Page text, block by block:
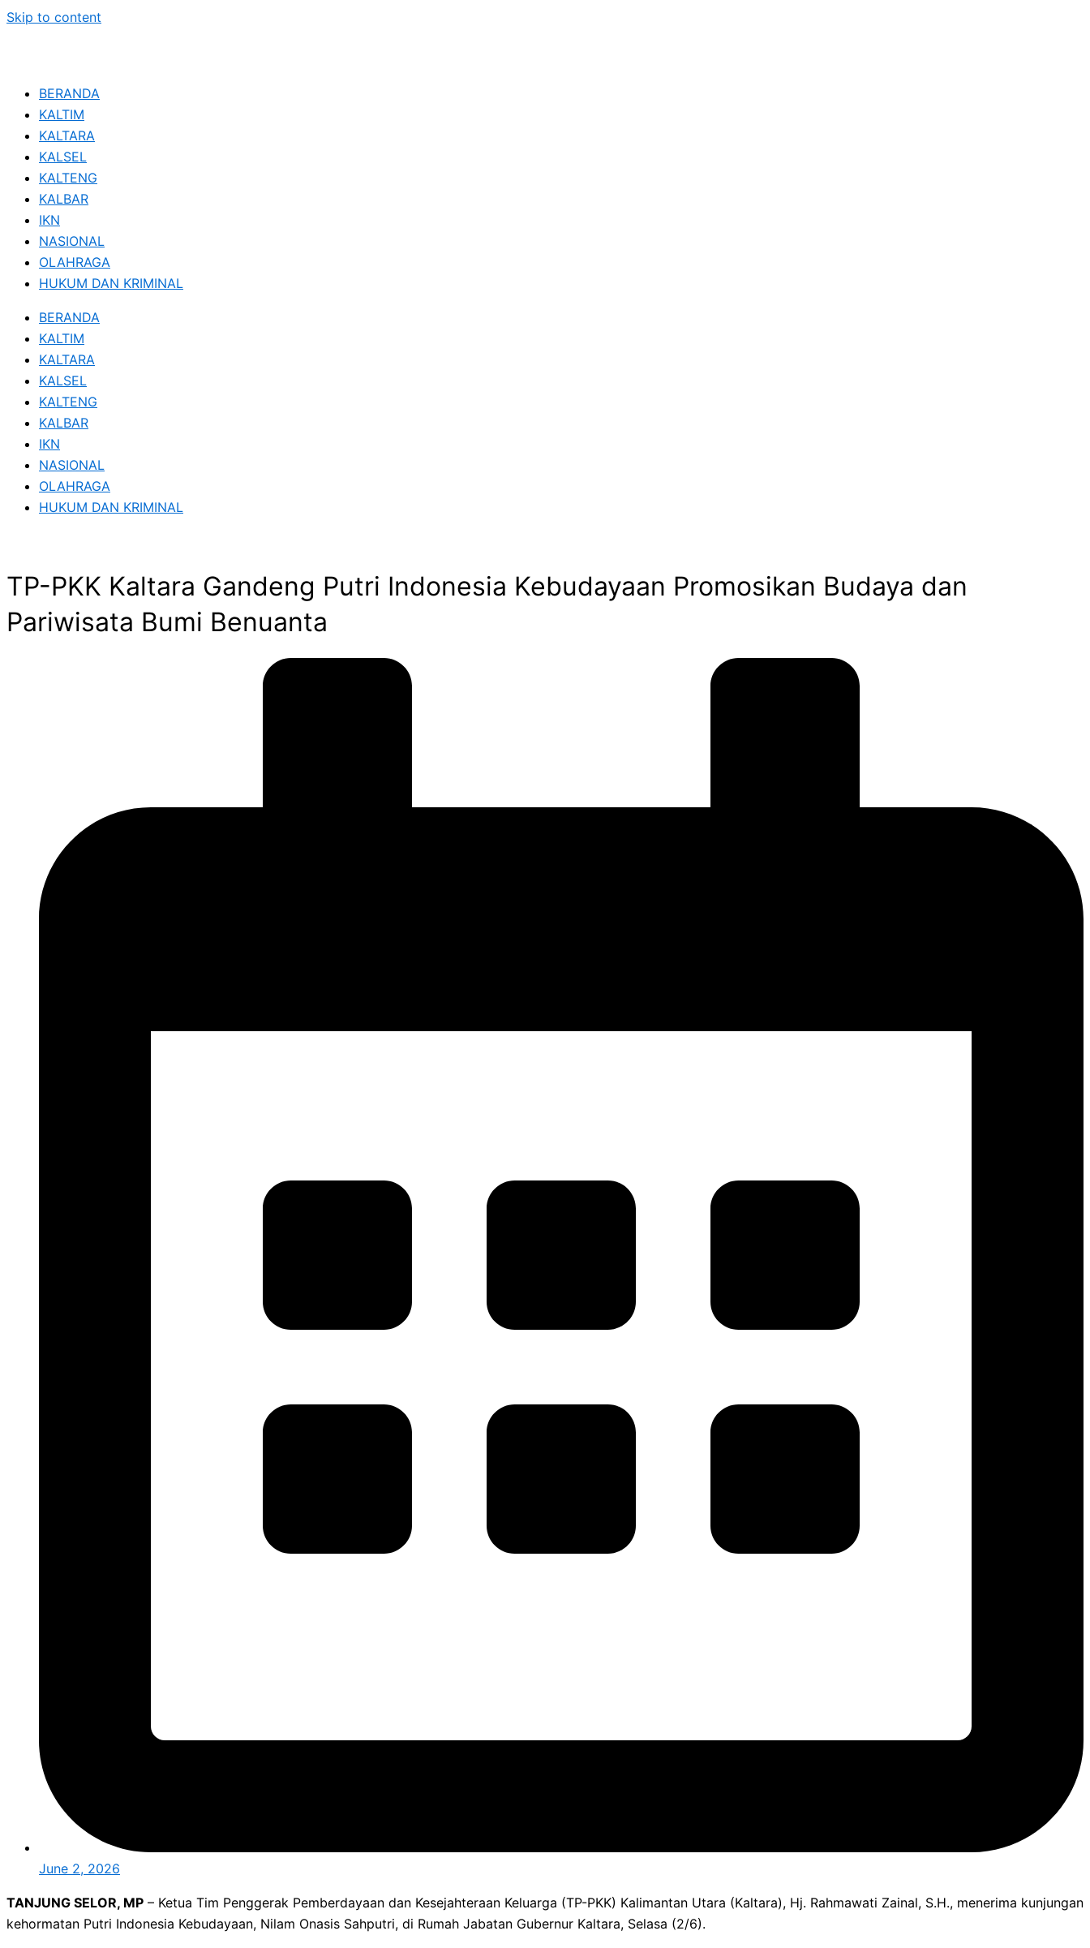
Skip to content
BERANDA
KALTIM
KALTARA
KALSEL
KALTENG
KALBAR
IKN
NASIONAL
OLAHRAGA
HUKUM DAN KRIMINAL
BERANDA
KALTIM
KALTARA
KALSEL
KALTENG
KALBAR
IKN
NASIONAL
OLAHRAGA
HUKUM DAN KRIMINAL
TP-PKK Kaltara Gandeng Putri Indonesia Kebudayaan Promosikan Budaya dan
Pariwisata Bumi Benuanta
June 2, 2026
TANJUNG SELOR, MP – Ketua Tim Penggerak Pemberdayaan dan Kesejahteraan Keluarga (TP-PKK) Kalimantan Utara (Kaltara), Hj. Rahmawati Zainal, S.H., menerima kunjungan
kehormatan Putri Indonesia Kebudayaan, Nilam Onasis Sahputri, di Rumah Jabatan Gubernur Kaltara, Selasa (2/6).